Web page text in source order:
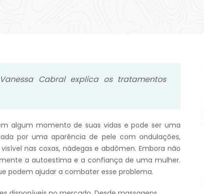
Cabral explica os tratamentos
algum momento de suas vidas e pode ser uma
por uma aparência de pele com ondulações,
nas coxas, nádegas e abdômen. Embora não
a autoestima e a confiança de uma mulher.
podem ajudar a combater esse problema.